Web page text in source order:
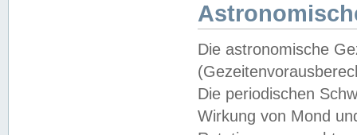
Die astronomische
Die periodischen
Wirkung von Mond